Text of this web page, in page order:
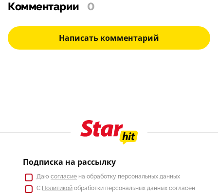
Комментарии 0
Написать комментарий
Подписка на рассылку
Даю согласие на обработку персональных данных
С Политикой обработки персональных данных согласен